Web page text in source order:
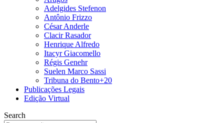
Adelgides Stefenon
Antônio Frizzo
César Anderle
Clacir Rasador
Henrique Alfredo
Itacyr Giacomello
Régis Genehr
Suelen Marco Sassi
Tribuna do Bento+20
Publicações Legais
Edição Virtual
Search